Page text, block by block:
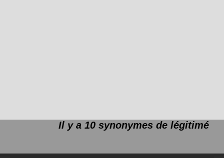
Il y a 10 synonymes de légitimé